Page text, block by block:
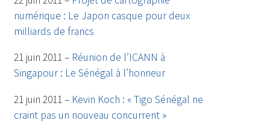
numérique : Le Japon casque pour deux
milliards de francs
21 juin 2011 – Réunion de l’ICANN à
Singapour : Le Sénégal à l’honneur
21 juin 2011 – Kevin Koch : « Tigo Sénégal ne
craint pas un nouveau concurrent »